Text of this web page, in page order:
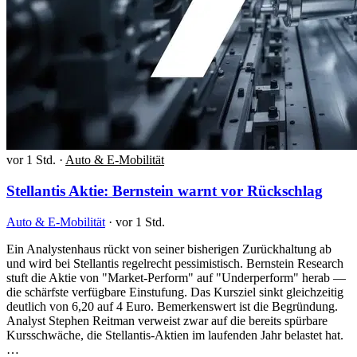
vor 1 Std. · Auto & E-Mobilität
Stellantis Aktie: Bernstein warnt vor Rückschlag
Auto & E-Mobilität · vor 1 Std.
Ein Analystenhaus rückt von seiner bisherigen Zurückhaltung ab
und wird bei Stellantis regelrecht pessimistisch. Bernstein Research
stuft die Aktie von "Market-Perform" auf "Underperform" herab —
die schärfste verfügbare Einstufung. Das Kursziel sinkt gleichzeitig
deutlich von 6,20 auf 4 Euro. Bemerkenswert ist die Begründung.
Analyst Stephen Reitman verweist zwar auf die bereits spürbare
Kursschwäche, die Stellantis-Aktien im laufenden Jahr belastet hat.
…